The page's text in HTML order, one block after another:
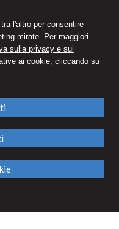
l'altro per consentire
mirate. Per maggiori
sulla privacy e sui
ai cookie, cliccando su